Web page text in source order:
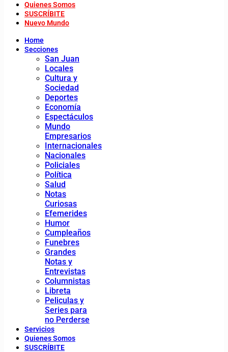
Quienes Somos
SUSCRÍBITE
Nuevo Mundo
Home
Secciones
San Juan
Locales
Cultura y
Sociedad
Deportes
Economía
Espectáculos
Mundo
Empresarios
Internacionales
Nacionales
Policiales
Política
Salud
Notas
Curiosas
Efemerides
Humor
Cumpleaños
Funebres
Grandes
Notas y
Entrevistas
Columnistas
Libreta
Peliculas y
Series para
no Perderse
Servicios
Quienes Somos
SUSCRÍBITE